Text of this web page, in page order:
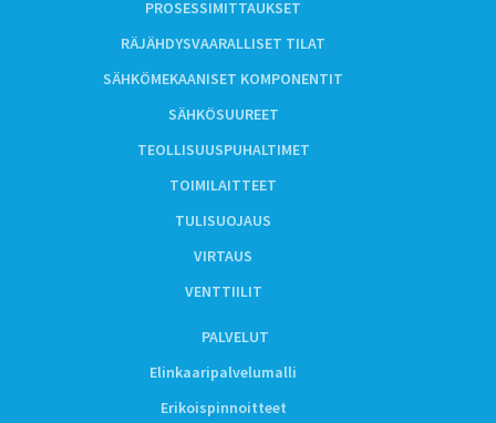
PROSESSIMITTAUKSET
RÄJÄHDYSVAARALLISET TILAT
SÄHKÖMEKAANISET KOMPONENTIT
SÄHKÖSUUREET
TEOLLISUUSPUHALTIMET
TOIMILAITTEET
TULISUOJAUS
VIRTAUS
VENTTIILIT
PALVELUT
Elinkaaripalvelumalli
Erikoispinnoitteet